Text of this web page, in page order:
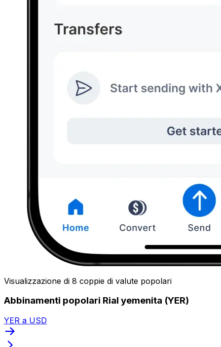
Visualizzazione di 8 coppie di valute popolari
Abbinamenti popolari Rial yemenita (YER)
YER a USD